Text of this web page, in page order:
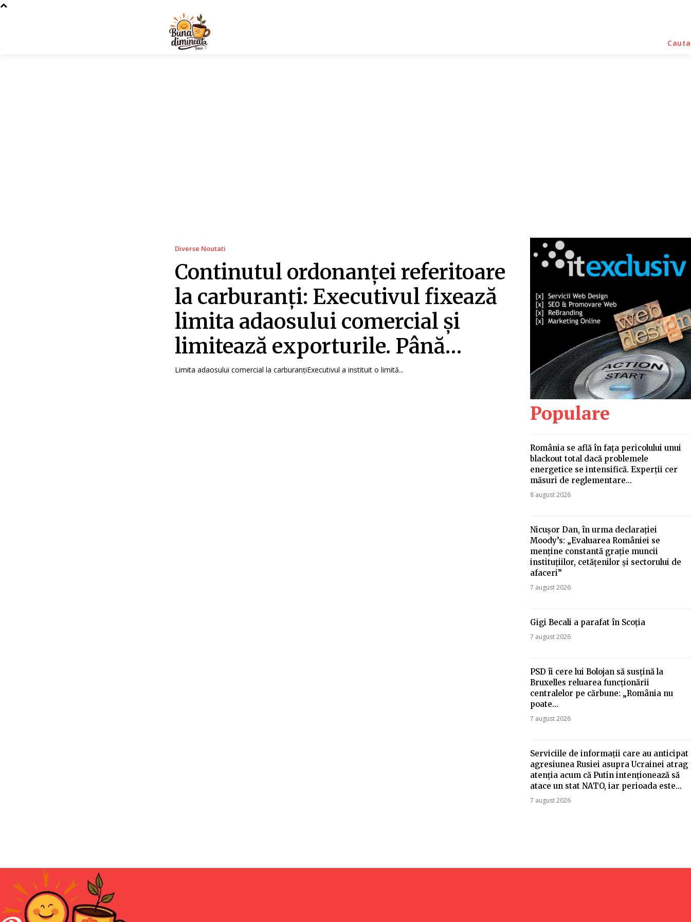
Cauta
Diverse Noutati
Continutul ordonanței referitoare
la carburanți: Executivul fixează
limita adaosului comercial și
limitează exporturile. Până…
Limita adaosului comercial la carburanțiExecutivul a instituit o limită...
Populare
România se află în fața pericolului unui
blackout total dacă problemele
energetice se intensifică. Experții cer
măsuri de reglementare…
8 august 2026
Nicușor Dan, în urma declarației
Moody’s: „Evaluarea României se
menține constantă grație muncii
instituțiilor, cetățenilor și sectorului de
afaceri”
7 august 2026
Gigi Becali a parafat în Scoția
7 august 2026
PSD îi cere lui Bolojan să susțină la
Bruxelles reluarea funcționării
centralelor pe cărbune: „România nu
poate…
7 august 2026
Serviciile de informații care au anticipat
agresiunea Rusiei asupra Ucrainei atrag
atenția acum că Putin intenționează să
atace un stat NATO, iar perioada este...
7 august 2026